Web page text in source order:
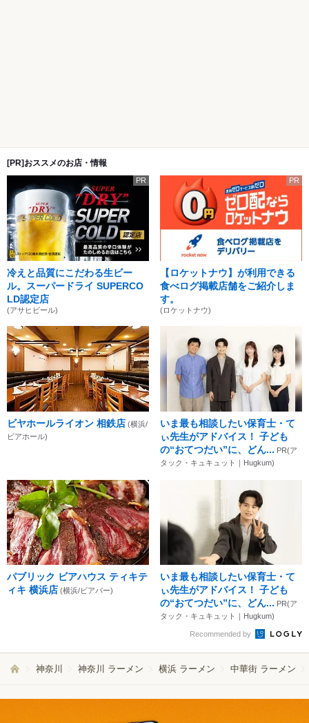
[PR]おススメのお店・情報
PR
冷えと品質にこだわる生ビー
ル。スーパードライ SUPERCO
LD認定店
(アサヒビール)
PR
【ロケットナウ】が利用できる
食べログ掲載店舗をご紹介しま
す。
(ロケットナウ)
ビヤホールライオン 相鉄店 (横浜/
ビアホール)
いま最も相談したい保育士・て
ぃ先生がアドバイス！ 子ども
の“おてつだい”に、どん... PR(ア
タック・キュキュット｜Hugkum)
パブリック ビアハウス ティキテ
ィキ 横浜店 (横浜/ビアバー)
いま最も相談したい保育士・て
ぃ先生がアドバイス！ 子ども
の“おてつだい”に、どん... PR(ア
タック・キュキュット｜Hugkum)
Recommended by
神奈川 神奈川 ラーメン 横浜 ラーメン 中華街 ラーメン